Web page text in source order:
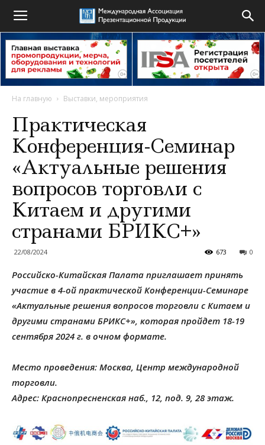
На главную Выставки, мероприятия
Практическая
Конференция-Семинар
«Актуальные решения
вопросов торговли с
Китаем и другими
странами БРИКС+»
22/08/2024 0
673
Российско-Китайская Палата приглашает принять
участие в 4-ой практической Конференции-Семинаре
«Актуальные решения вопросов торговли с Китаем и
другими странами БРИКС+», которая пройдет 18-19
сентября 2024 г. в очном формате.
Место проведения: Москва, Центр международной
торговли.
Адрес: Краснопресненская наб., 12, под. 9, 28 этаж.